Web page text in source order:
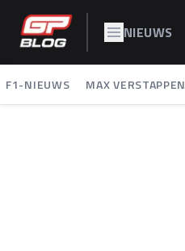
NIEUWS
F1-NIEUWS MAX VERSTAPPEN